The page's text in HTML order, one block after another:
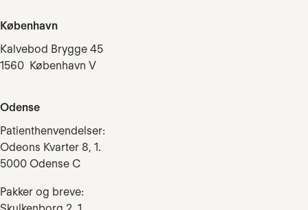
København
Kalvebod Brygge 45
1560 København V
Odense
Patienthenvendelser:
Odeons Kvarter 8, 1.
5000 Odense C
Pakker og breve: